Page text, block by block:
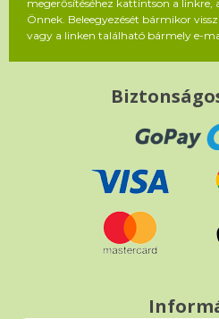
megerősítéséhez kattintson a
Önnek. Beleegyezését bármikor
vagy a linken található bármely e-